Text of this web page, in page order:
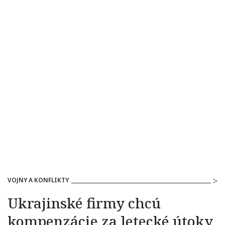
VOJNY A KONFLIKTY
Ukrajinské firmy chcú
kompenzácie za letecké útoky